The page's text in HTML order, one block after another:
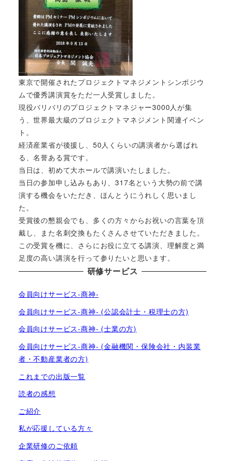
東京で開催されたプロジェクトマネジメントシンポジウ
ムで優秀講演賞をただ一人受賞しました。
現役バリバリのプロジェクトマネジャー3000人が集
う、世界最大級のプロジェクトマネジメント関連イベン
ト。
経済産業省が後援し、50人くらいの講演者から選ばれ
る、名誉ある賞です。
当日は、初めて大ホールで講演いたしました。
当日の参加申し込みもあり、317名という大勢の前で講
演する機会をいただき、ほんとうにうれしく思いまし
た。
受賞後の懇親会でも、多くの方々からお祝いの言葉を頂
戴し、また名刺交換もたくさんさせていただきました。
この受賞を機に、さらにお役に立てる講演、理解度と満
足度の高い講演を行って参りたいと思います。
研修サービス
会員向けサービス-商神-
会員向けサービス-商神- (公認会計士・税理士の方)
会員向けサービス-商神- (士業の方)
会員向けサービス-商神- (金融機関・保険会社・内装業
者・不動産業者の方)
これまでの出版一覧
読者の感想
ご紹介
私が応援している方々
企業研修のご依頼